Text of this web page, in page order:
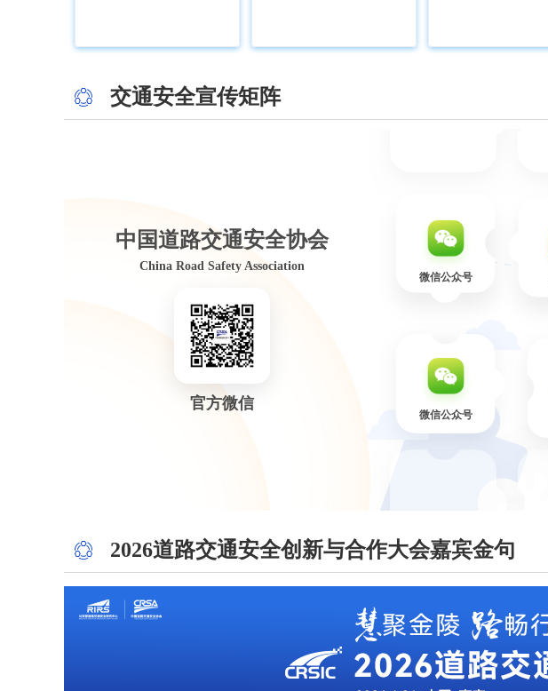
交通安全宣传矩阵
中国道路交通安全协会
China Road Safety Association
官方微信
微信公众号
微信公众号
2026道路交通安全创新与合作大会嘉宾金句